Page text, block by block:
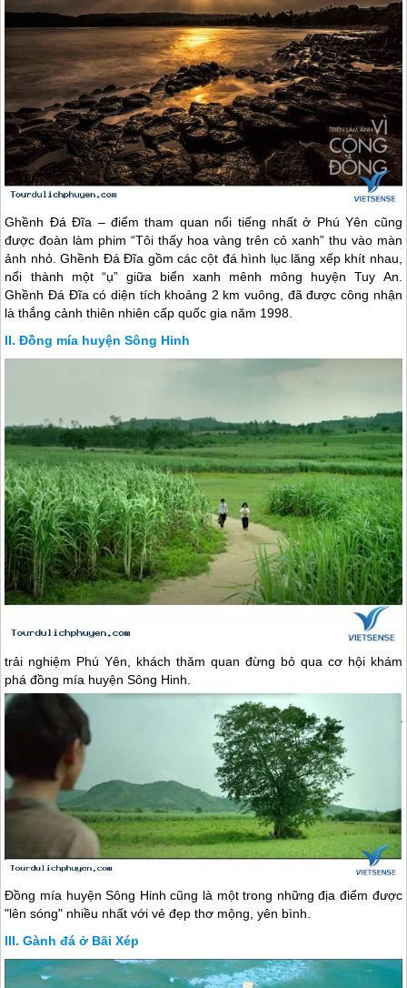
Ghềnh Đá Đĩa – điểm tham quan nổi tiếng nhất ở Phú Yên cũng
được đoàn làm phim “Tôi thấy hoa vàng trên cỏ xanh” thu vào màn
ảnh nhỏ. Ghềnh Đá Đĩa gồm các cột đá hình lục lăng xếp khít nhau,
nổi thành một “ụ” giữa biển xanh mênh mông huyện Tuy An.
Ghềnh Đá Đĩa có diện tích khoảng 2 km vuông, đã được công nhận
là thắng cảnh thiên nhiên cấp quốc gia năm 1998.
Đồng mía huyện Sông Hinh
trải nghiệm Phú Yên , khách thăm quan đừng bỏ qua cơ hội khám
phá đồng mía huyện Sông Hinh.
Đồng mía huyện Sông Hinh cũng là một trong những địa điểm được
"lên sóng" nhiều nhất với vẻ đẹp thơ mộng, yên bình.
Gành đá ở Bãi Xép